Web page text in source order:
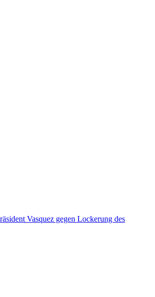
Vasquez gegen Lockerung des